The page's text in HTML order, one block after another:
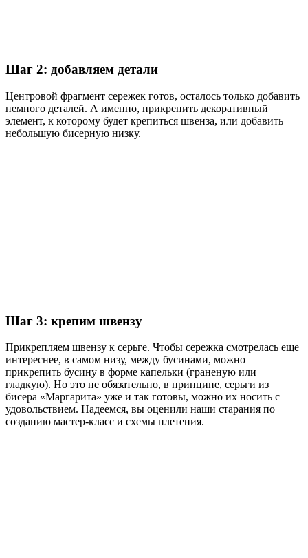
Шаг 2: добавляем детали
Центровой фрагмент сережек готов, осталось только добавить
немного деталей. А именно, прикрепить декоративный
элемент, к которому будет крепиться швенза, или добавить
небольшую бисерную низку.
Шаг 3: крепим швензу
Прикрепляем швензу к серьге. Чтобы сережка смотрелась еще
интереснее, в самом низу, между бусинами, можно
прикрепить бусину в форме капельки (граненую или
гладкую). Но это не обязательно, в принципе, серьги из
бисера «Маргарита» уже и так готовы, можно их носить с
удовольствием. Надеемся, вы оценили наши старания по
созданию мастер-класс и схемы плетения.